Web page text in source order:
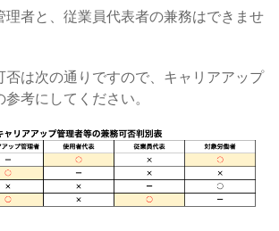
理者と、従業員代表者の兼務はできませ
否は次の通りですので、キャリアアップ
考にしてください。